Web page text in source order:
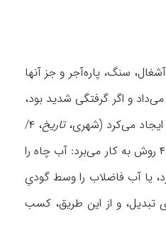
سنگ، پاره‌آجر و جز آنها
و اگر گرفتگی شدید بود،
ایجاد می‌کرد (شهری،تاریخ
، ۴/
۶۶۱-۶۶۵؛ بقیعی، ۶۷). وقتی آب چاه بالا می‌آمد، کناس متوجه می‌شد که چاه پر شده است و باید تخلیه شود. او برای تخلیۀ چاه، ۴ روش به کار می‌برد: آب چاه را
یا آب فاضلاب را وسط گودیِ
تبدیل، و از این طریق، کسب